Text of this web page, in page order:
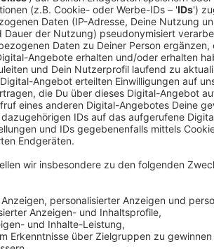
Ein Promi, keine Fragen und fünf
Anzeige
Wenn ein Popstar, Comedian,
auch dem besonderen Video-Interview
sondern dem Gast einfach fünf Dinge in
als Erstes einfällt. Keine
persönliche Geschichten - das ist „Fünf